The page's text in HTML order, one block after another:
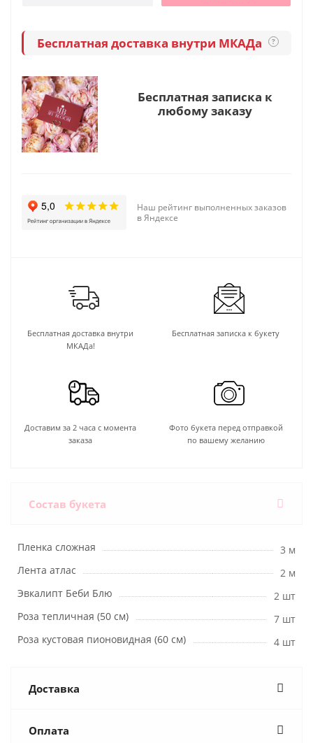
Бесплатная доставка внутри МКАДа ?
Бесплатная записка к
любому заказу
Наш рейтинг выполненных заказов
в Яндексе
Бесплатная доставка внутри
МКАДа!
Бесплатная записка к букету
Доставим за 2 часа с момента
заказа
Фото букета перед отправкой
по вашему желанию
Состав букета
Пленка сложная
3 м
Лента атлас
2 м
Эвкалипт Беби Блю
2 шт
Роза тепличная (50 см)
7 шт
Роза кустовая пионовидная (60 см)
4 шт
Доставка
Оплата